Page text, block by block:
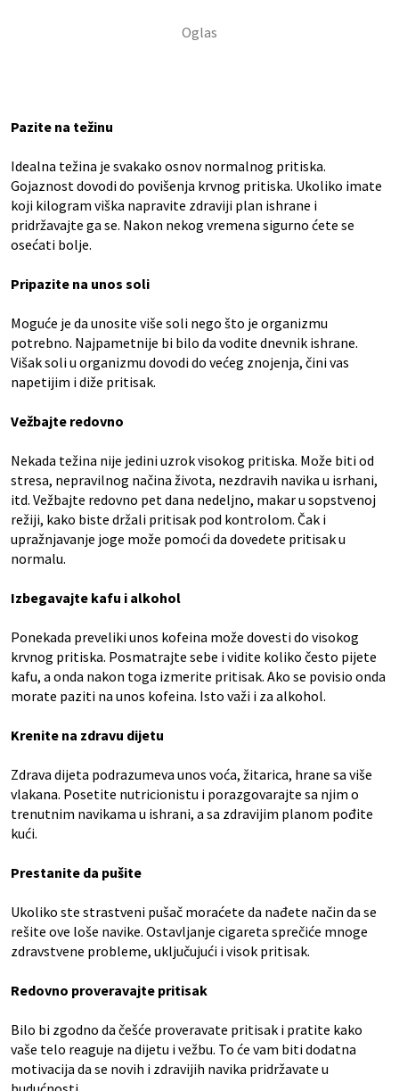
Pazite na težinu
Idealna težina je svakako osnov normalnog pritiska.
Gojaznost dovodi do povišenja krvnog pritiska. Ukoliko imate
koji kilogram viška napravite zdraviji plan ishrane i
pridržavajte ga se. Nakon nekog vremena sigurno ćete se
osećati bolje.
Pripazite na unos soli
Moguće je da unosite više soli nego što je organizmu
potrebno. Najpametnije bi bilo da vodite dnevnik ishrane.
Višak soli u organizmu dovodi do većeg znojenja, čini vas
napetijim i diže pritisak.
Vežbajte redovno
Nekada težina nije jedini uzrok visokog pritiska. Može biti od
stresa, nepravilnog načina života, nezdravih navika u isrhani,
itd. Vežbajte redovno pet dana nedeljno, makar u sopstvenoj
režiji, kako biste držali pritisak pod kontrolom. Čak i
upražnjavanje joge može pomoći da dovedete pritisak u
normalu.
Izbegavajte kafu i alkohol
Ponekada preveliki unos kofeina može dovesti do visokog
krvnog pritiska. Posmatrajte sebe i vidite koliko često pijete
kafu, a onda nakon toga izmerite pritisak. Ako se povisio onda
morate paziti na unos kofeina. Isto važi i za alkohol.
Krenite na zdravu dijetu
Zdrava dijeta podrazumeva unos voća, žitarica, hrane sa više
vlakana. Posetite nutricionistu i porazgovarajte sa njim o
trenutnim navikama u ishrani, a sa zdravijim planom pođite
kući.
Prestanite da pušite
Ukoliko ste strastveni pušač moraćete da nađete način da se
rešite ove loše navike. Ostavljanje cigareta sprečiće mnoge
zdravstvene probleme, uključujući i visok pritisak.
Redovno proveravajte pritisak
Bilo bi zgodno da češće proveravate pritisak i pratite kako
vaše telo reaguje na dijetu i vežbu. To će vam biti dodatna
motivacija da se novih i zdravijih navika pridržavate u